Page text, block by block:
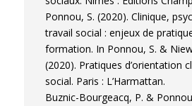
Ponnou, S. (2020). Clinique,
travail social : enjeux de
formation. In Ponnou, S. &
(2020). Pratiques d’orientation
social. Paris : L’Harmattan.
Buznic-Bourgeacq, P. &